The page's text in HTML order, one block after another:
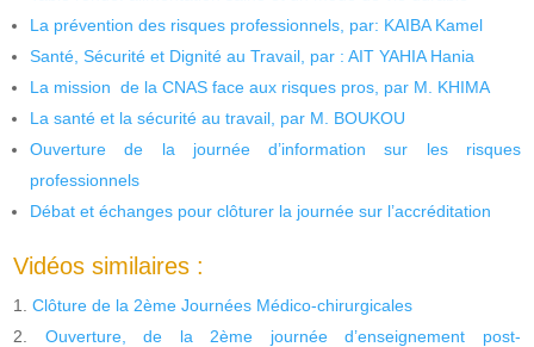
La prévention des risques professionnels, par: KAIBA Kamel
Santé, Sécurité et Dignité au Travail, par : AIT YAHIA Hania
La mission de la CNAS face aux risques pros, par M. KHIMA
La santé et la sécurité au travail, par M. BOUKOU
Ouverture de la journée d’information sur les risques
professionnels
Débat et échanges pour clôturer la journée sur l’accréditation
Vidéos similaires :
Clôture de la 2ème Journées Médico-chirurgicales
Ouverture, de la 2ème journée d’enseignement post-